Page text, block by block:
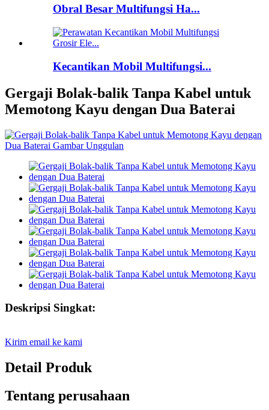
Obral Besar Multifungsi Ha...
Kecantikan Mobil Multifungsi...
Gergaji Bolak-balik Tanpa Kabel untuk
Memotong Kayu dengan Dua Baterai
Deskripsi Singkat:
Kirim email ke kami
Detail Produk
Tentang perusahaan